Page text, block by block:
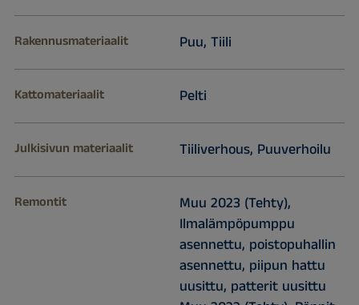
Rakennusmateriaalit Puu, Tiili
Kattomateriaalit Pelti
Julkisivun materiaalit Tiiliverhous, Puuverhoilu
Remontit
Muu 2023 (Tehty),
Ilmalämpöpumppu
asennettu, poistopuhallin
asennettu, piipun hattu
uusittu, patterit uusittu